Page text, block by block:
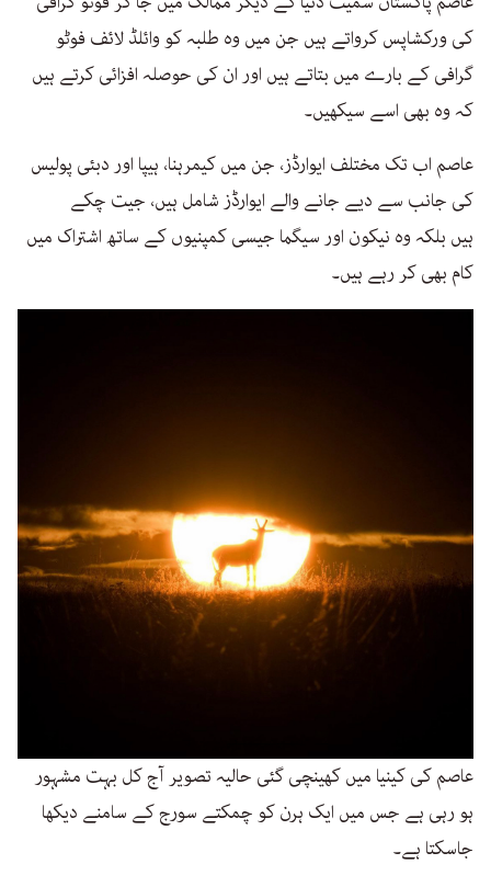
کی ورکشاپس کرواتے ہیں جن میں وہ طلبہ کو وائلڈ لائف فوٹو
گرافی کے بارے میں بتاتے ہیں اور ان کی حوصلہ افزائی کرتے ہیں
کہ وہ بھی اسے سیکھیں۔
عاصم اب تک مختلف ایوارڈز، جن میں کیمرہنا، ہیپا اور دبئی پولیس
کی جانب سے دیے جانے والے ایوارڈز شامل ہیں، جیت چکے
ہیں بلکہ وہ نیکون اور سیگما جیسی کمپنیوں کے ساتھ اشتراک میں
کام بھی کر رہے ہیں۔
عاصم کی کینیا میں کھینچی گئی حالیہ تصویر آج کل بہت مشہور
ہو رہی ہے جس میں ایک ہرن کو چمکتے سورج کے سامنے دیکھا
جاسکتا ہے۔